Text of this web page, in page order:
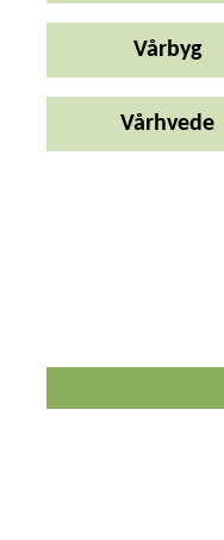
Vårbyg
Vårhvede